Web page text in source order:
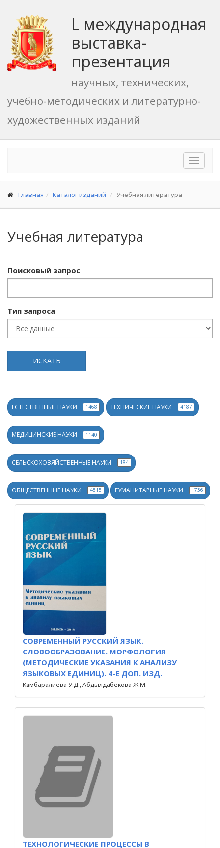
L международная
выставка-
презентация
научных, технических,
учебно-методических и литературно-
художественных изданий
Toggle
Главная Каталог изданий Учебная литература
Учебная литература
Поисковый запрос
Тип запроса
ИСКАТЬ
ЕСТЕСТВЕННЫЕ НАУКИ 1468 ТЕХНИЧЕСКИЕ НАУКИ 4187
МЕДИЦИНСКИЕ НАУКИ 1140
СЕЛЬСКОХОЗЯЙСТВЕННЫЕ НАУКИ 184
ОБЩЕСТВЕННЫЕ НАУКИ 4815 ГУМАНИТАРНЫЕ НАУКИ 1736
СОВРЕМЕННЫЙ РУССКИЙ ЯЗЫК.
СЛОВООБРАЗОВАНИЕ. МОРФОЛОГИЯ
(МЕТОДИЧЕСКИЕ УКАЗАНИЯ К АНАЛИЗУ
ЯЗЫКОВЫХ ЕДИНИЦ). 4-Е ДОП. ИЗД.
Камбаралиева У.Д., Абдылдабекова Ж.М.
ТЕХНОЛОГИЧЕСКИЕ ПРОЦЕССЫ В